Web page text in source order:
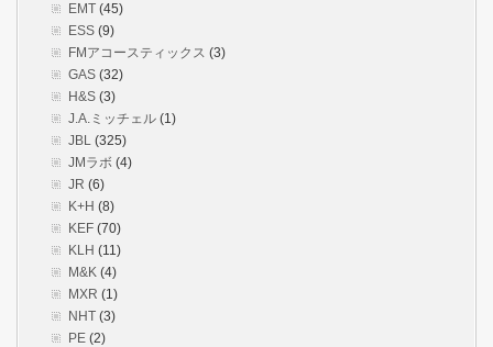
EMT (45)
ESS (9)
FMアコースティックス (3)
GAS (32)
H&S (3)
J.A.ミッチェル (1)
JBL (325)
JMラボ (4)
JR (6)
K+H (8)
KEF (70)
KLH (11)
M&K (4)
MXR (1)
NHT (3)
PE (2)